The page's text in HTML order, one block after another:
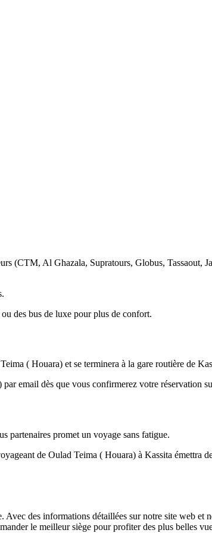
(CTM, Al Ghazala, Supratours, Globus, Tassaout,
des bus de luxe pour plus de confort.
( Houara) et se terminera à la gare routière de
email dès que vous confirmerez votre réservation
partenaires promet un voyage sans fatigue.
de Oulad Teima ( Houara) à Kassita émettra
des informations détaillées sur notre site web et
le meilleur siège pour profiter des plus belles